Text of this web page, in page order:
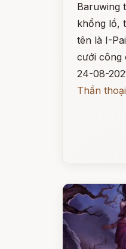
Baruwing
khổng lồ,
tên là I-
cưới công
24-08-
Thần